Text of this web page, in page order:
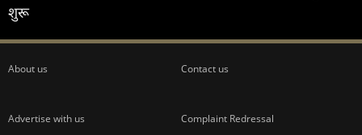
शुरू
About us Contact us
Advertise with us Complaint Redressal